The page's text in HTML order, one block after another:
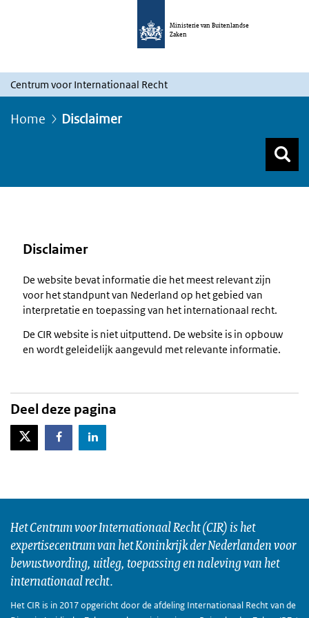
Ministerie van Buitenlandse
Zaken
Centrum voor Internationaal Recht
Home Disclaimer
Disclaimer
De website bevat informatie die het meest relevant zijn
voor het standpunt van Nederland op het gebied van
interpretatie en toepassing van het internationaal recht.
De CIR website is niet uitputtend. De website is in opbouw
en wordt geleidelijk aangevuld met relevante informatie.
Deel deze pagina
X-TwitterFacebookLinkedIn
Het Centrum voor Internationaal Recht (CIR) is het
expertisecentrum van het Koninkrijk der Nederlanden voor
bewustwording, uitleg, toepassing en naleving van het
internationaal recht.
Het CIR is in 2017 opgericht door de afdeling Internationaal Recht van de